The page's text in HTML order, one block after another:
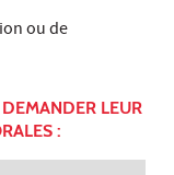
ou de
LEUR
: